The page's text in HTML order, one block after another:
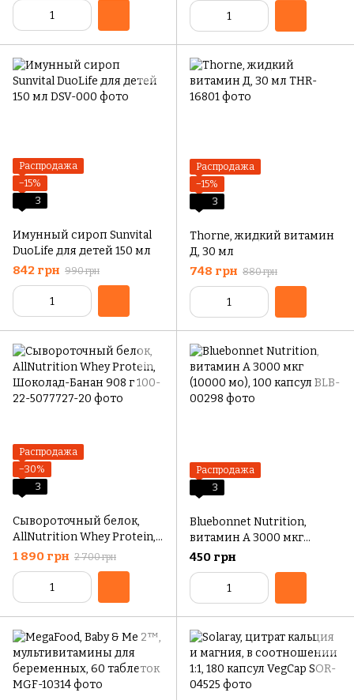
таблеток
Распродажа
−15%
3
Имунный сироп Sunvital
DuoLife для детей 150 мл
842 грн 990 грн
Распродажа
−15%
3
Thorne, жидкий витамин
Д, 30 мл
748 грн 880 грн
Распродажа
−30%
3
Сывороточный белок,
AllNutrition Whey Protein,
Шоколад-Банан 908 г
1 890 грн 2 700 грн
Распродажа
3
Bluebonnet Nutrition,
витамин А 3000 мкг
(10000 мо), 100 капсул
450 грн